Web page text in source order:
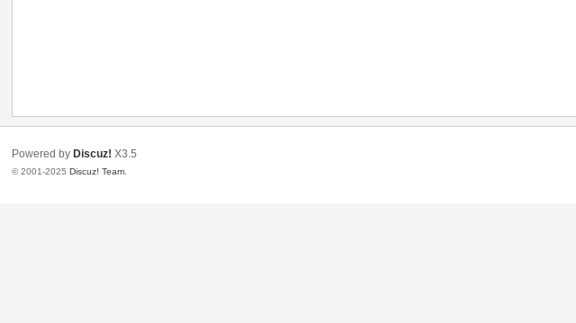
Powered by Discuz! X3.5
© 2001-2025Discuz! Team